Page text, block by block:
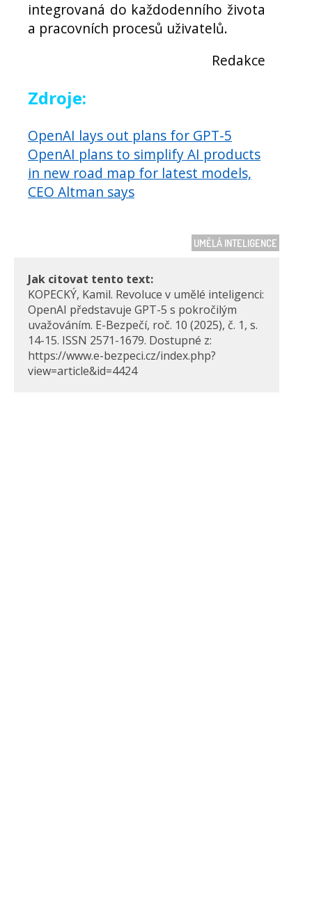
integrovaná do každodenního života
a pracovních procesů uživatelů.
Redakce
Zdroje:
OpenAI lays out plans for GPT-5
OpenAI plans to simplify AI products
in new road map for latest models,
CEO Altman says
UMĚLÁ INTELIGENCE
Jak citovat tento text:
KOPECKÝ, Kamil. Revoluce v umělé inteligenci:
OpenAI představuje GPT-5 s pokročilým
uvažováním. E-Bezpečí, roč. 10 (2025), č. 1, s.
14-15. ISSN 2571-1679. Dostupné z:
https://www.e-bezpeci.cz/index.php?
view=article&id=4424